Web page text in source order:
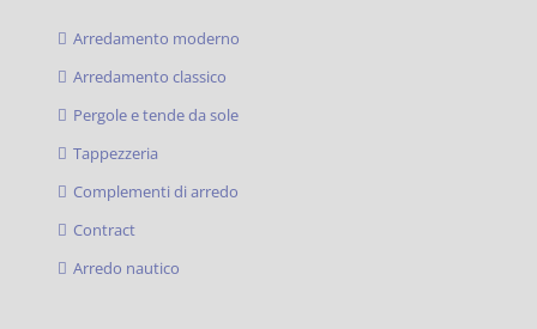
Arredamento moderno
Arredamento classico
Pergole e tende da sole
Tappezzeria
Complementi di arredo
Contract
Arredo nautico